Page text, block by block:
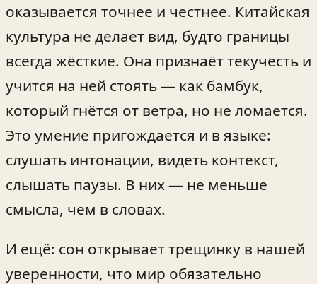
оказывается точнее и честнее. Китайская
культура не делает вид, будто границы
всегда жёсткие. Она признаёт текучесть и
учится на ней стоять — как бамбук,
который гнётся от ветра, но не ломается.
Это умение пригождается и в языке:
слушать интонации, видеть контекст,
слышать паузы. В них — не меньше
смысла, чем в словах.
И ещё: сон открывает трещинку в нашей
уверенности, что мир обязательно